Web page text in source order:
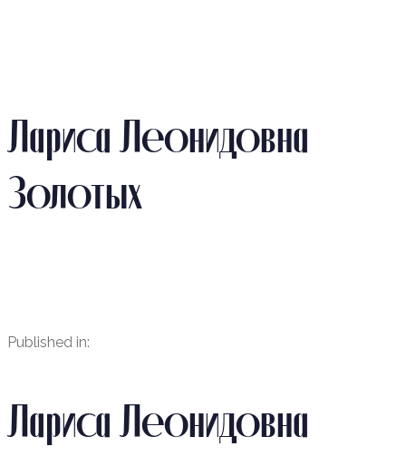
Skip
to
content
Лариса Леонидовна
Золотых
Published in:
Лариса Леонидовна